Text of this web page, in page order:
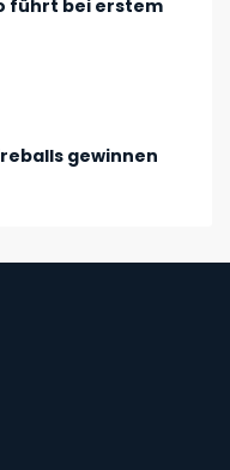
führt bei erstem
gewinnen